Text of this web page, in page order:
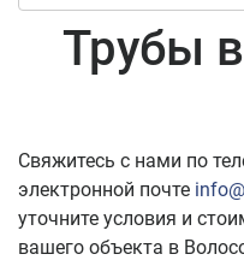
Трубы
Свяжитесь с нами по
электронной почте
уточните условия и
вашего объекта в